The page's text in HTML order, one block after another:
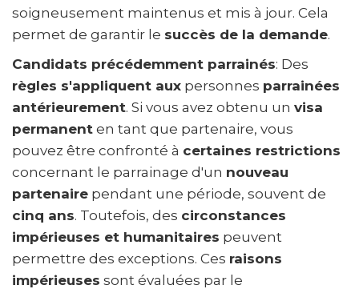
soigneusement maintenus et mis à jour. Cela
permet de garantir le succès de la demande.
Candidats précédemment parrainés: Des
règles s'appliquent aux personnes parrainées
antérieurement. Si vous avez obtenu un visa
permanent en tant que partenaire, vous
pouvez être confronté à certaines restrictions
concernant le parrainage d'un nouveau
partenaire pendant une période, souvent de
cinq ans. Toutefois, des circonstances
impérieuses et humanitaires peuvent
permettre des exceptions. Ces raisons
impérieuses sont évaluées par le